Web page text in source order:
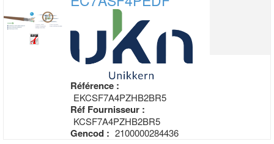
Référence :
EKCSF7A4PZHB2BR5
Réf Fournisseur :
KCSF7A4PZHB2BR5
Gencod : 2100000284436